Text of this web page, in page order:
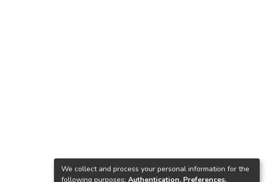
We collect and process your personal information for the
following purposes: Authentication, Preferences,